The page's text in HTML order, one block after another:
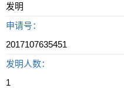
发明
申请号：
2017107635451
发明人数：
1